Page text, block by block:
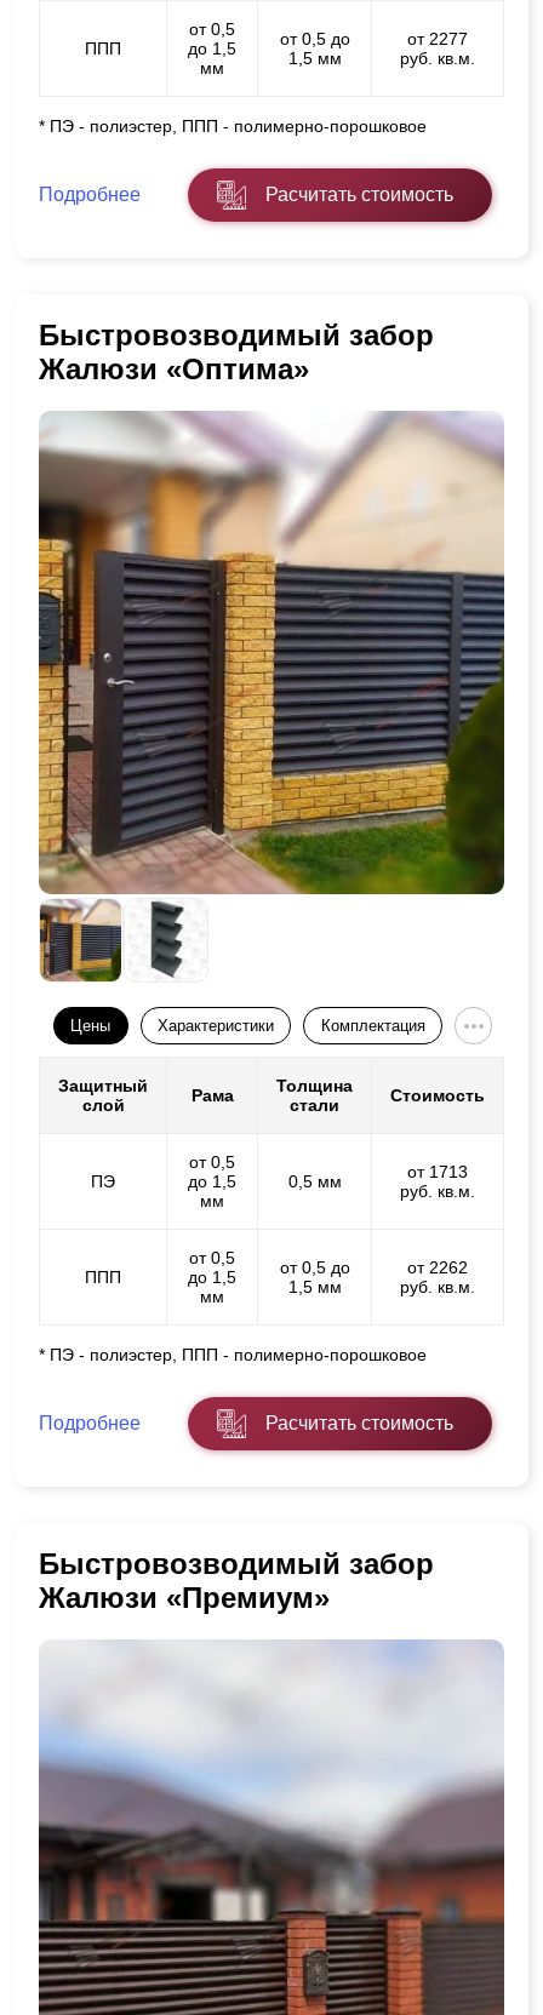
ППП
от 0,5
до 1,5
мм
от 0,5 до
1,5 мм
от 2277
руб. кв.м.
* ПЭ - полиэстер, ППП - полимерно-порошковое
Подробнее Расчитать стоимость
Быстровозводимый забор
Жалюзи «Оптима»
Цены Характеристики Комплектация
Защитный
слой
Рама
Толщина
стали
Стоимость
ПЭ
от 0,5
до 1,5
мм
0,5 мм
от 1713
руб. кв.м.
ППП
от 0,5
до 1,5
мм
от 0,5 до
1,5 мм
от 2262
руб. кв.м.
* ПЭ - полиэстер, ППП - полимерно-порошковое
Подробнее Расчитать стоимость
Быстровозводимый забор
Жалюзи «Премиум»